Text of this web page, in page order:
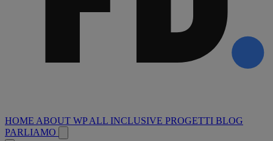
HOME ABOUT WP ALL INCLUSIVE PROGETTI BLOG
PARLIAMO